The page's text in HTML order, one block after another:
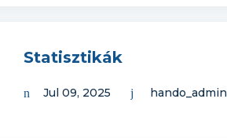
Statisztikák
Jul 09, 2025 hando_admin